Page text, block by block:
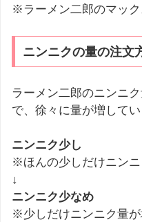
※ラーメン二郎のマック
ニンニクの量の注文
ラーメン二郎のニンニ
で、徐々に量が増してい
ニンニク少し
※ほんの少しだけニンニ
↓
ニンニク少なめ
※少しだけニンニク量が